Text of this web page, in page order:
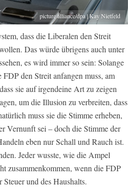
picture alliance/dpa | Kay Nietfeld
dass die Liberalen den Streit
Das würde übrigens auch unter
es wird immer so sein: Solange
den Streit anfangen muss, am
sie auf irgendeine Art zu zeigen
um die Illusion zu verbreiten, dass
muss sie die Stimme erheben,
Vernunft sei – doch die Stimme der
eben nur Schall und Rauch ist.
Jeder wusste, wie die Ampel
zusammenkommen, wenn die FDP
und des Haushalts.